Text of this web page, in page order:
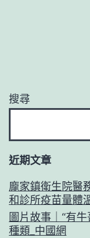
搜尋
近期文章
龐家鎮衛生院醫
和診所疫苗量體
圖片故事｜“有
種類_中國網